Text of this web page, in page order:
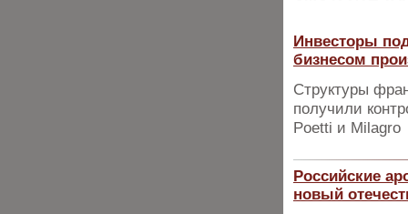
Инвесторы
бизнесом
Структуры
получили
Poetti и Milagro
Российские
новый